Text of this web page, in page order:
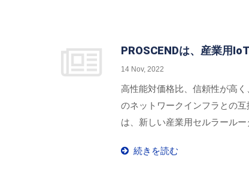
PROSCENDは、産業用
14 Nov, 2022
高性能対価格比、信頼性が高
のネットワークインフラとの
は、新しい産業用セルラール
続きを読む